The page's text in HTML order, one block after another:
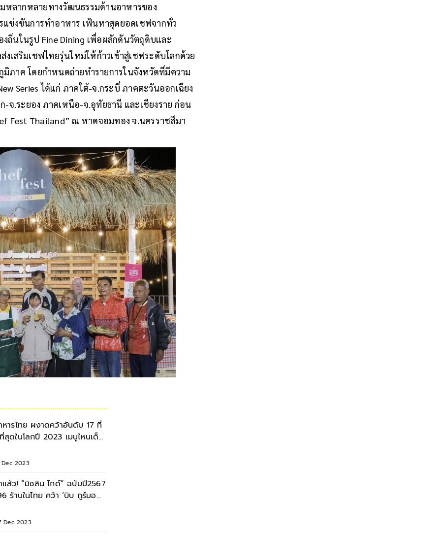
หลากหลายทางวัฒนธรรมด้านอาหารของ
ข่งขันการทำอาหาร เฟ้นหาสุดยอดเชฟจากทั่ว
ถิ่นในรูป Fine Dining เพื่อผลักดันวัตถุดิบและ
เสริมเชฟไทยรุ่นใหม่ให้ก้าวเข้าสู่เชฟระดับโลกด้วย
ภาค โดยกำหนดถ่ายทำรายการในจังหวัดที่มีความ
Series ได้แก่ ภาคใต้-จ.กระบี่ ภาคตะวันออกเฉียง
.ระยอง ภาคเหนือ-จ.อุทัยธานี และเชียงราย ก่อน
Fest Thailand” ณ หาดจอมทอง จ.นครราชสีมา
หารไทย ผงาดคว้าอันดับ 17 ที่
สุดในโลกปี 2023 เมนูไหนเด็ด
Dec 2023
แล้ว! “มิชลิน ไกด์” ฉบับปี2567
ร้านในไทย คว้า ‘บิบ กูร์มอ
Dec 2023